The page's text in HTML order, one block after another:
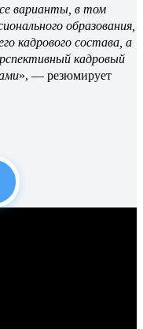
варианты, в том
образования,
кадрового состава, а
кадровый
», — резюмирует